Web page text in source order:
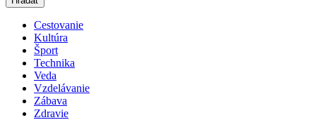
Cestovanie
Kultúra
Šport
Technika
Veda
Vzdelávanie
Zábava
Zdravie